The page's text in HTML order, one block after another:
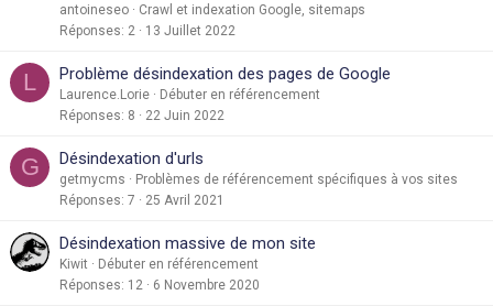
antoineseo
Crawl et indexation Google, sitemaps
Réponses 2 13 Juillet 2022
L Problème désindexation des pages de Google
Laurence.Lorie
Débuter en référencement
Réponses 8 22 Juin 2022
G Désindexation d'urls
getmycms
Problèmes de référencement spécifiques à vos sites
Réponses 7 25 Avril 2021
Désindexation massive de mon site
Kiwit
Débuter en référencement
Réponses 12 6 Novembre 2020